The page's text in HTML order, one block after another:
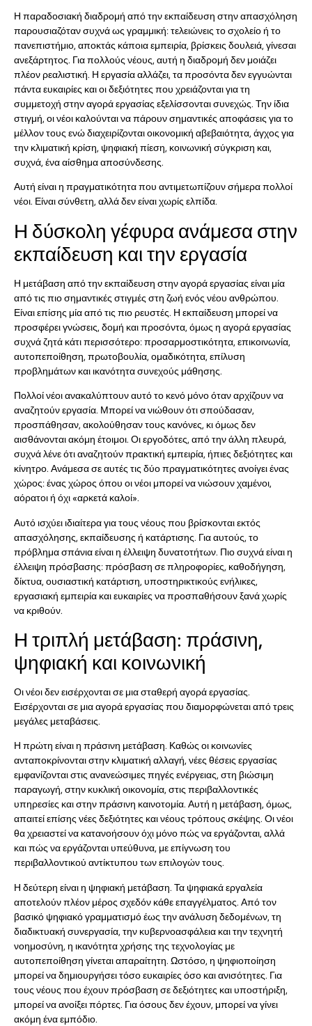
Η παραδοσιακή διαδρομή από την εκπαίδευση στην απασχόληση
παρουσιαζόταν συχνά ως γραμμική: τελειώνεις το σχολείο ή το
πανεπιστήμιο, αποκτάς κάποια εμπειρία, βρίσκεις δουλειά, γίνεσαι
ανεξάρτητος. Για πολλούς νέους, αυτή η διαδρομή δεν μοιάζει
πλέον ρεαλιστική. Η εργασία αλλάζει, τα προσόντα δεν εγγυώνται
πάντα ευκαιρίες και οι δεξιότητες που χρειάζονται για τη
συμμετοχή στην αγορά εργασίας εξελίσσονται συνεχώς. Την ίδια
στιγμή, οι νέοι καλούνται να πάρουν σημαντικές αποφάσεις για το
μέλλον τους ενώ διαχειρίζονται οικονομική αβεβαιότητα, άγχος για
την κλιματική κρίση, ψηφιακή πίεση, κοινωνική σύγκριση και,
συχνά, ένα αίσθημα αποσύνδεσης.
Αυτή είναι η πραγματικότητα που αντιμετωπίζουν σήμερα πολλοί
νέοι. Είναι σύνθετη, αλλά δεν είναι χωρίς ελπίδα.
Η δύσκολη γέφυρα ανάμεσα στην
εκπαίδευση και την εργασία
Η μετάβαση από την εκπαίδευση στην αγορά εργασίας είναι μία
από τις πιο σημαντικές στιγμές στη ζωή ενός νέου ανθρώπου.
Είναι επίσης μία από τις πιο ρευστές. Η εκπαίδευση μπορεί να
προσφέρει γνώσεις, δομή και προσόντα, όμως η αγορά εργασίας
συχνά ζητά κάτι περισσότερο: προσαρμοστικότητα, επικοινωνία,
αυτοπεποίθηση, πρωτοβουλία, ομαδικότητα, επίλυση
προβλημάτων και ικανότητα συνεχούς μάθησης.
Πολλοί νέοι ανακαλύπτουν αυτό το κενό μόνο όταν αρχίζουν να
αναζητούν εργασία. Μπορεί να νιώθουν ότι σπούδασαν,
προσπάθησαν, ακολούθησαν τους κανόνες, κι όμως δεν
αισθάνονται ακόμη έτοιμοι. Οι εργοδότες, από την άλλη πλευρά,
συχνά λένε ότι αναζητούν πρακτική εμπειρία, ήπιες δεξιότητες και
κίνητρο. Ανάμεσα σε αυτές τις δύο πραγματικότητες ανοίγει ένας
χώρος: ένας χώρος όπου οι νέοι μπορεί να νιώσουν χαμένοι,
αόρατοι ή όχι «αρκετά καλοί».
Αυτό ισχύει ιδιαίτερα για τους νέους που βρίσκονται εκτός
απασχόλησης, εκπαίδευσης ή κατάρτισης. Για αυτούς, το
πρόβλημα σπάνια είναι η έλλειψη δυνατοτήτων. Πιο συχνά είναι η
έλλειψη πρόσβασης: πρόσβαση σε πληροφορίες, καθοδήγηση,
δίκτυα, ουσιαστική κατάρτιση, υποστηρικτικούς ενήλικες,
εργασιακή εμπειρία και ευκαιρίες να προσπαθήσουν ξανά χωρίς
να κριθούν.
Η τριπλή μετάβαση: πράσινη,
ψηφιακή και κοινωνική
Οι νέοι δεν εισέρχονται σε μια σταθερή αγορά εργασίας.
Εισέρχονται σε μια αγορά εργασίας που διαμορφώνεται από τρεις
μεγάλες μεταβάσεις.
Η πρώτη είναι η πράσινη μετάβαση. Καθώς οι κοινωνίες
ανταποκρίνονται στην κλιματική αλλαγή, νέες θέσεις εργασίας
εμφανίζονται στις ανανεώσιμες πηγές ενέργειας, στη βιώσιμη
παραγωγή, στην κυκλική οικονομία, στις περιβαλλοντικές
υπηρεσίες και στην πράσινη καινοτομία. Αυτή η μετάβαση, όμως,
απαιτεί επίσης νέες δεξιότητες και νέους τρόπους σκέψης. Οι νέοι
θα χρειαστεί να κατανοήσουν όχι μόνο πώς να εργάζονται, αλλά
και πώς να εργάζονται υπεύθυνα, με επίγνωση του
περιβαλλοντικού αντίκτυπου των επιλογών τους.
Η δεύτερη είναι η ψηφιακή μετάβαση. Τα ψηφιακά εργαλεία
αποτελούν πλέον μέρος σχεδόν κάθε επαγγέλματος. Από τον
βασικό ψηφιακό γραμματισμό έως την ανάλυση δεδομένων, τη
διαδικτυακή συνεργασία, την κυβερνοασφάλεια και την τεχνητή
νοημοσύνη, η ικανότητα χρήσης της τεχνολογίας με
αυτοπεποίθηση γίνεται απαραίτητη. Ωστόσο, η ψηφιοποίηση
μπορεί να δημιουργήσει τόσο ευκαιρίες όσο και ανισότητες. Για
τους νέους που έχουν πρόσβαση σε δεξιότητες και υποστήριξη,
μπορεί να ανοίξει πόρτες. Για όσους δεν έχουν, μπορεί να γίνει
ακόμη ένα εμπόδιο.